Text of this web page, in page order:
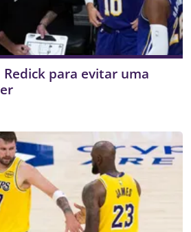
Redick para evitar uma